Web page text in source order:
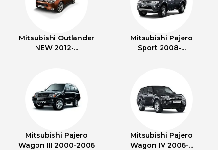
Mitsubishi Outlander
NEW 2012-...
Mitsubishi Pajero
Sport 2008-...
Mitsubishi Pajero
Wagon III 2000-2006
Mitsubishi Pajero
Wagon IV 2006-...